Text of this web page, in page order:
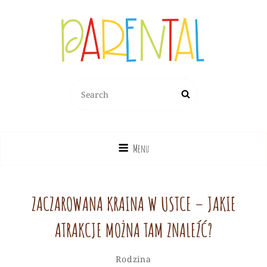
Dziecko, Rodzina, Wychowanie
for:
Menu
ZACZAROWANA KRAINA W USTCE – JAKIE
ATRAKCJE MOŻNA TAM ZNALEŹĆ?
Categories
Rodzina